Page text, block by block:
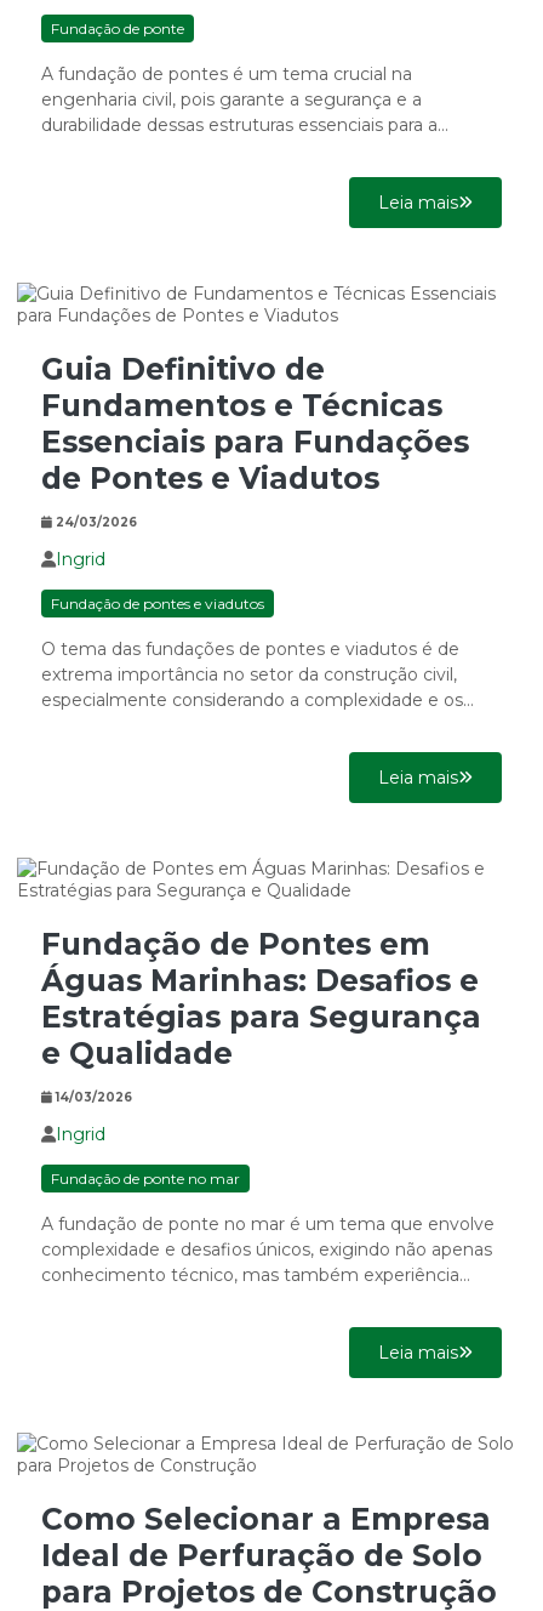
Fundação de ponte
A fundação de pontes é um tema crucial na
engenharia civil, pois garante a segurança e a
durabilidade dessas estruturas essenciais para a
Leia mais
Guia Definitivo de
Fundamentos e Técnicas
Essenciais para Fundações
de Pontes e Viadutos
24/03/2026
Ingrid
Fundação de pontes e viadutos
O tema das fundações de pontes e viadutos é de
extrema importância no setor da construção civil,
especialmente considerando a complexidade e os
Leia mais
Fundação de Pontes em
Águas Marinhas: Desafios e
Estratégias para Segurança
e Qualidade
14/03/2026
Ingrid
Fundação de ponte no mar
A fundação de ponte no mar é um tema que envolve
complexidade e desafios únicos, exigindo não apenas
conhecimento técnico, mas também experiência
Leia mais
Como Selecionar a Empresa
Ideal de Perfuração de Solo
para Projetos de Construção